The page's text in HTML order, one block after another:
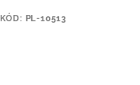
KÓD: PL-10513